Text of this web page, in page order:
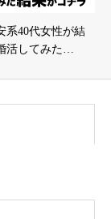
系40代女性が結
活してみた…